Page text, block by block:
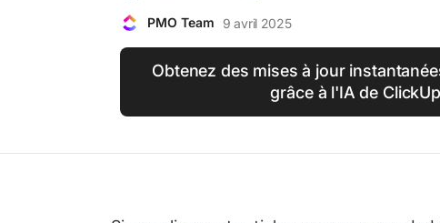
PMO Team 9 avril 2025
Obtenez des mises à jour
grâce à l'IA de ClickUp